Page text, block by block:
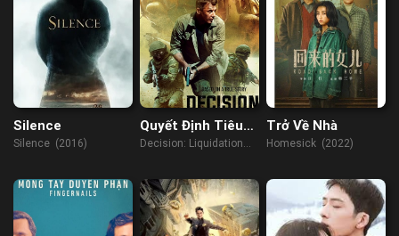
Silence
Silence (2016)
Quyết Định Tiêu
Diệt
Decision: Liquidation
Trở Về Nhà
Homesick (2022)